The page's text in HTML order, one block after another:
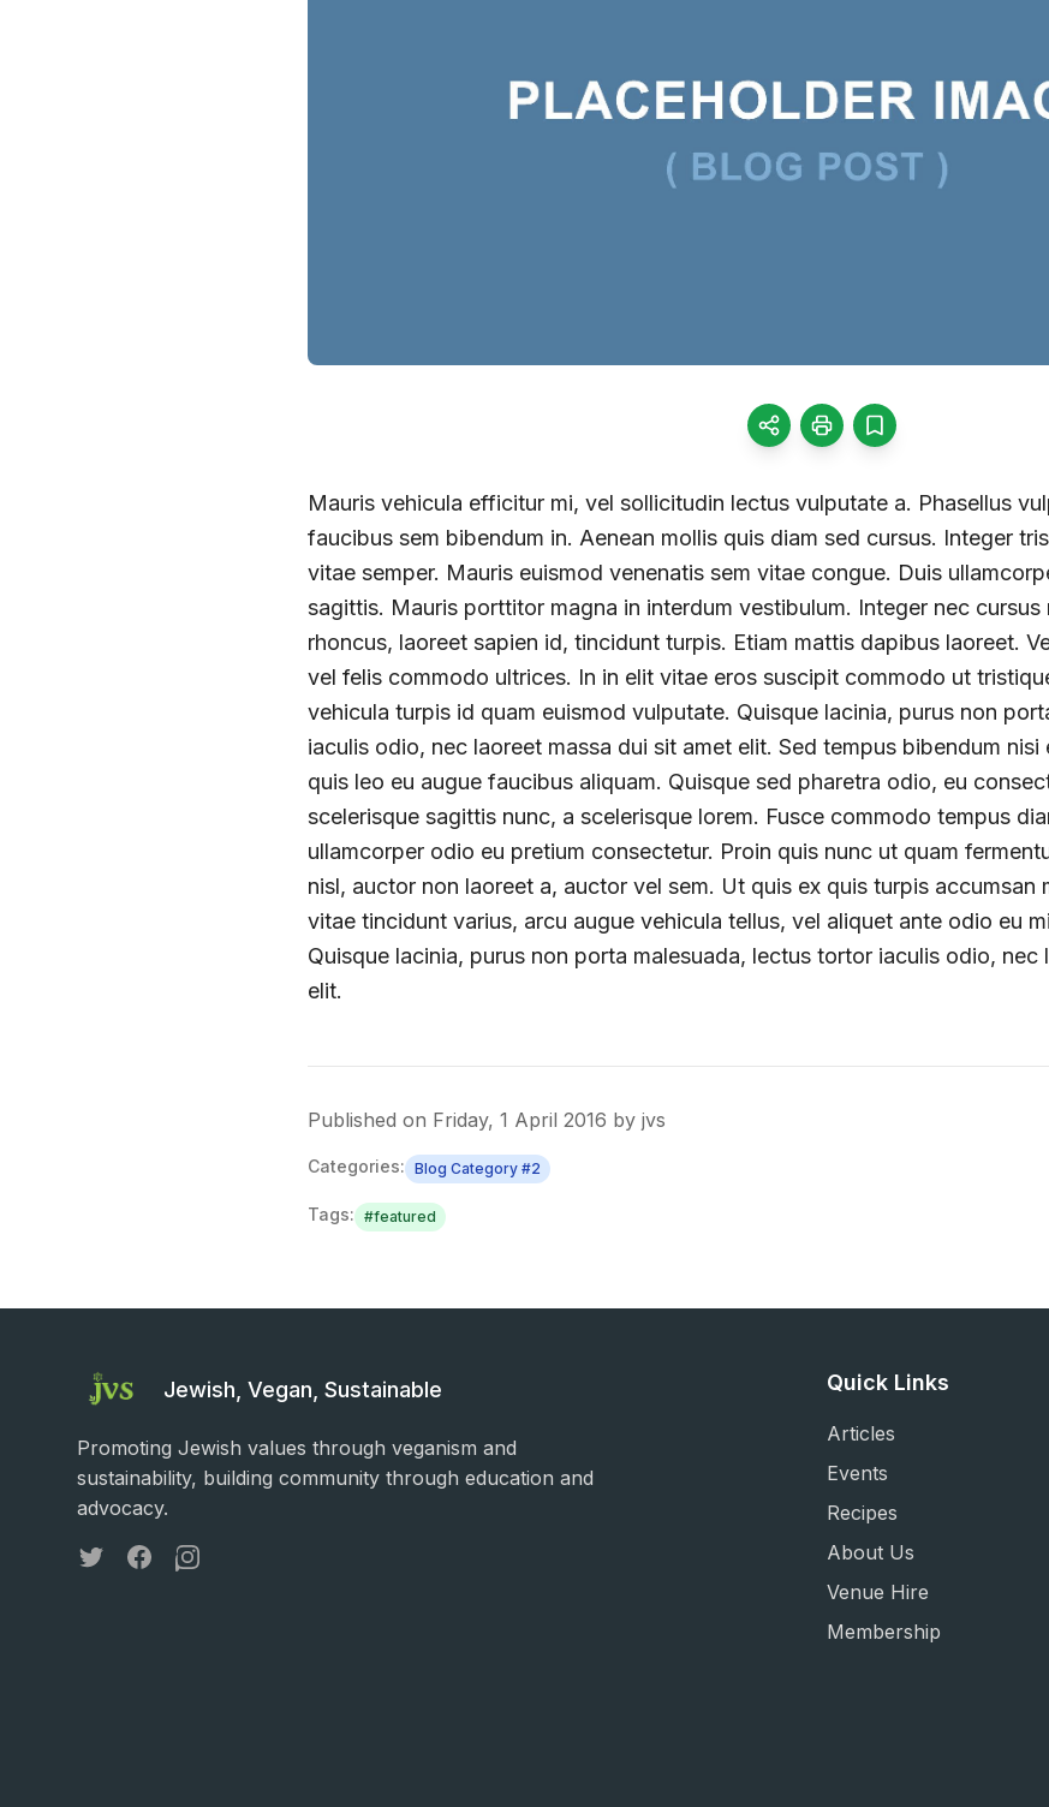
Mauris vehicula efficitur mi, vel sollicitudin lectus vulputate a. Phasellus
faucibus sem bibendum in. Aenean mollis quis diam sed cursus. Integer
vitae semper. Mauris euismod venenatis sem vitae congue. Duis
sagittis. Mauris porttitor magna in interdum vestibulum. Integer nec cursus
rhoncus, laoreet sapien id, tincidunt turpis. Etiam mattis dapibus laoreet.
vel felis commodo ultrices. In in elit vitae eros suscipit commodo ut
vehicula turpis id quam euismod vulputate. Quisque lacinia, purus non
iaculis odio, nec laoreet massa dui sit amet elit. Sed tempus bibendum
quis leo eu augue faucibus aliquam. Quisque sed pharetra odio, eu
scelerisque sagittis nunc, a scelerisque lorem. Fusce commodo tempus
ullamcorper odio eu pretium consectetur. Proin quis nunc ut quam
nisl, auctor non laoreet a, auctor vel sem. Ut quis ex quis turpis accumsan
vitae tincidunt varius, arcu augue vehicula tellus, vel aliquet ante odio eu
Quisque lacinia, purus non porta malesuada, lectus tortor iaculis odio, nec
elit.
Published on Friday, 1 April 2016 by jvs
Categories: Blog Category #2
Tags: #featured
Jewish, Vegan, Sustainable
Promoting Jewish values through veganism and
sustainability, building community through education and
advocacy.
TwitterFacebookInstagram
Quick Links
Articles
Events
Recipes
About Us
Venue Hire
Membership